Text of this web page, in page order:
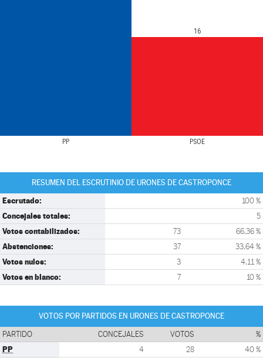
PP PSOE
16
RESUMEN DEL ESCRUTINIO DE URONES DE CASTROPONCE
Escrutado: 100 %
Concejales totales: 5
Votos contabilizados: 73 66,36 %
Abstenciones: 37 33,64 %
Votos nulos: 3 4,11 %
Votos en blanco: 7 10 %
VOTOS POR PARTIDOS EN URONES DE CASTROPONCE
PARTIDO CONCEJALES VOTOS %
PP 4 28 40 %